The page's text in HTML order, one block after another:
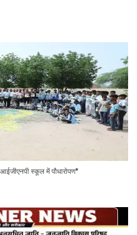
स्कूल में पौधारोपण*